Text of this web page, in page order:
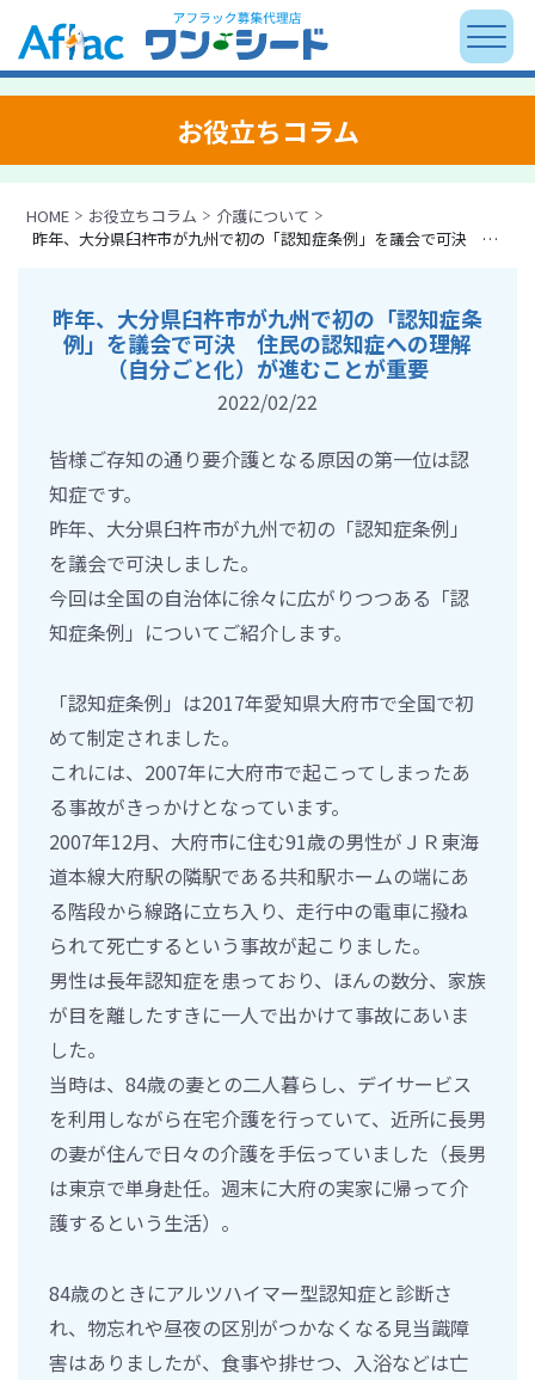
お役立ちコラム
HOME お役立ちコラム
介護について
昨年、大分県臼杵市が九州で初の「認知症条例」を議会で可決 住民の認知症への理解（自分ごと化）が進むことが重要
昨年、大分県臼杵市が九州で初の「認知症条
例」を議会で可決 住民の認知症への理解
（自分ごと化）が進むことが重要
2022/02/22
皆様ご存知の通り要介護となる原因の第一位は認
知症です。
昨年、大分県臼杵市が九州で初の「認知症条例」
を議会で可決しました。
今回は全国の自治体に徐々に広がりつつある「認
知症条例」についてご紹介します。
「認知症条例」は2017年愛知県大府市で全国で初
めて制定されました。
これには、2007年に大府市で起こってしまったあ
る事故がきっかけとなっています。
2007年12月、大府市に住む91歳の男性がＪＲ東海
道本線大府駅の隣駅である共和駅ホームの端にあ
る階段から線路に立ち入り、走行中の電車に撥ね
られて死亡するという事故が起こりました。
男性は長年認知症を患っており、ほんの数分、家族
が目を離したすきに一人で出かけて事故にあいま
した。
当時は、84歳の妻との二人暮らし、デイサービス
を利用しながら在宅介護を行っていて、近所に長男
の妻が住んで日々の介護を手伝っていました（長男
は東京で単身赴任。週末に大府の実家に帰って介
護するという生活）。
84歳のときにアルツハイマー型認知症と診断さ
れ、物忘れや昼夜の区別がつかなくなる見当識障
害はありましたが、食事や排せつ、入浴などは亡